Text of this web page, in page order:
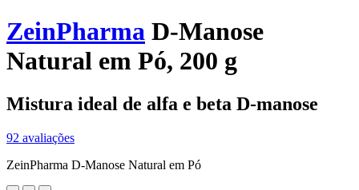
ZeinPharma D-Manose
Natural em Pó, 200 g
Mistura ideal de alfa e beta D-manose
92 avaliações
ZeinPharma D-Manose Natural em Pó